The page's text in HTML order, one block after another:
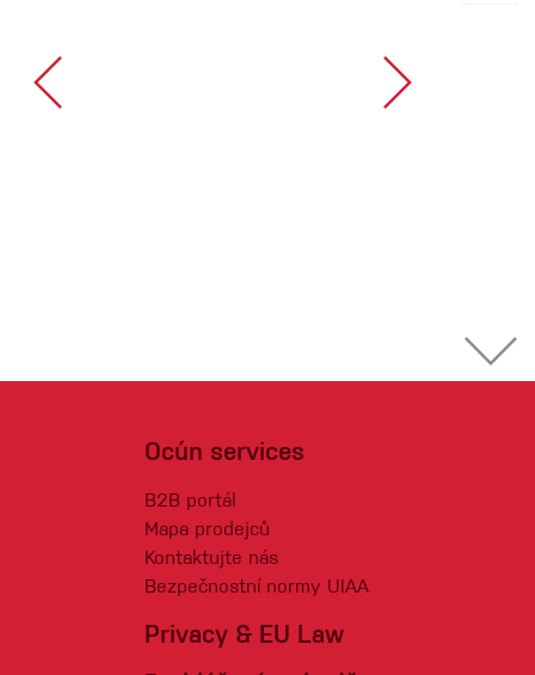
Ocún services
B2B portál
Mapa prodejců
Kontaktujte nás
Bezpečnostní normy UIAA
Privacy & EU Law